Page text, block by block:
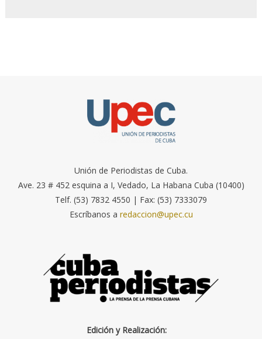
Unión de Periodistas de Cuba.
Ave. 23 # 452 esquina a I, Vedado, La Habana Cuba (10400)
Telf. (53) 7832 4550 | Fax: (53) 7333079
Escríbanos a redaccion@upec.cu
Edición y Realización: